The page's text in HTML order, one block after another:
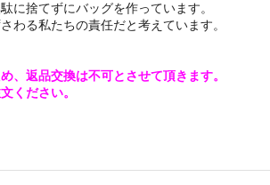
に捨てずにバッグを作っています。
わる私たちの責任だと考えています。
、返品交換は不可とさせて頂きます。
ください。